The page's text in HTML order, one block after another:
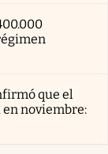
que el
noviembre: